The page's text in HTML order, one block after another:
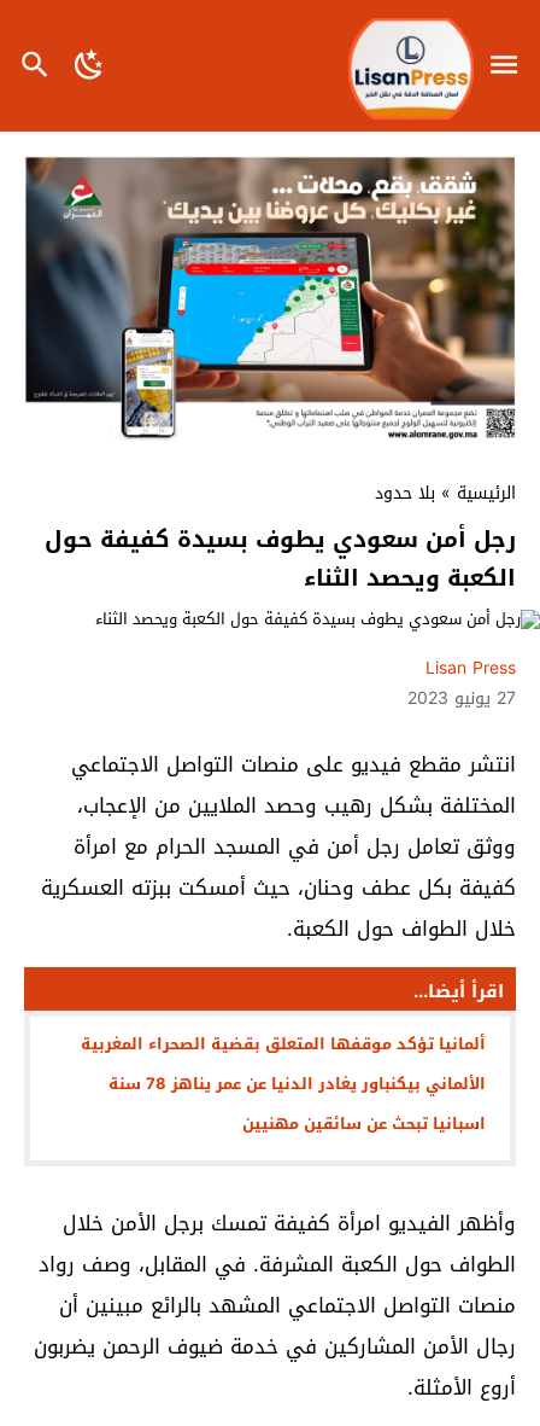
الرئيسية » بلا حدود
رجل أمن سعودي يطوف بسيدة كفيفة حول
الكعبة ويحصد الثناء
Lisan Press
27 يونيو 2023
انتشر مقطع فيديو على منصات التواصل الاجتماعي
المختلفة بشكل رهيب وحصد الملايين من الإعجاب،
ووثق تعامل رجل أمن في المسجد الحرام مع امرأة
كفيفة بكل عطف وحنان، حيث أمسكت ببزته العسكرية
خلال الطواف حول الكعبة.
اقرأ أيضا...
ألمانيا تؤكد موقفها المتعلق بقضية الصحراء المغربية
الألماني بيكنباور يغادر الدنيا عن عمر يناهز 78 سنة
اسبانيا تبحث عن سائقين مهنيين
وأظهر الفيديو امرأة كفيفة تمسك برجل الأمن خلال
الطواف حول الكعبة المشرفة. في المقابل، وصف رواد
منصات التواصل الاجتماعي المشهد بالرائع مبينين أن
رجال الأمن المشاركين في خدمة ضيوف الرحمن يضربون
أروع الأمثلة.